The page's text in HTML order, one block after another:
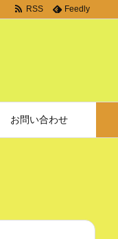
お問い合わせ
RSS Feedly